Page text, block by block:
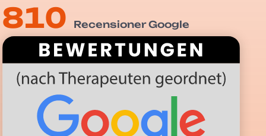
810 Recensioner Google